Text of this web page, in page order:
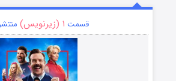
قسمت ۱ (زیرنویس)